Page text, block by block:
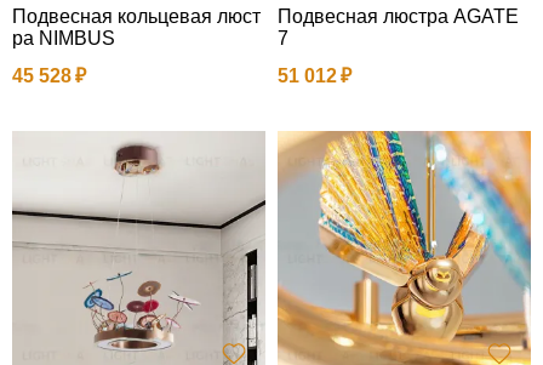
Подвесная кольцевая люст
ра NIMBUS
45 528
Подвесная люстра AGATE
7
51 012